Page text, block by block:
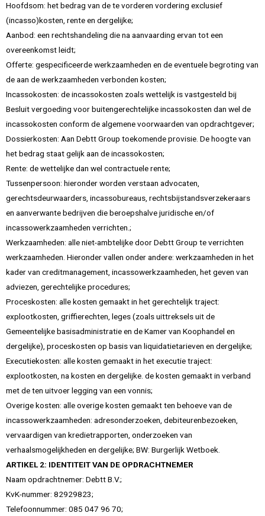
Hoofdsom: het bedrag van de te vorderen vordering exclusief
(incasso)kosten, rente en dergelijke;
Aanbod: een rechtshandeling die na aanvaarding ervan tot een
overeenkomst leidt;
Offerte: gespecificeerde werkzaamheden en de eventuele begroting van
de aan de werkzaamheden verbonden kosten;
Incassokosten: de incassokosten zoals wettelijk is vastgesteld bij
Besluit vergoeding voor buitengerechtelijke incassokosten dan wel de
incassokosten conform de algemene voorwaarden van opdrachtgever;
Dossierkosten: Aan Debtt Group toekomende provisie. De hoogte van
het bedrag staat gelijk aan de incassokosten;
Rente: de wettelijke dan wel contractuele rente;
Tussenpersoon: hieronder worden verstaan advocaten,
gerechtsdeurwaarders, incassobureaus, rechtsbijstandsverzekeraars
en aanverwante bedrijven die beroepshalve juridische en/of
incassowerkzaamheden verrichten.;
Werkzaamheden: alle niet-ambtelijke door Debtt Group te verrichten
werkzaamheden. Hieronder vallen onder andere: werkzaamheden in het
kader van creditmanagement, incassowerkzaamheden, het geven van
adviezen, gerechtelijke procedures;
Proceskosten: alle kosten gemaakt in het gerechtelijk traject:
explootkosten, griffierechten, leges (zoals uittreksels uit de
Gemeentelijke basisadministratie en de Kamer van Koophandel en
dergelijke), proceskosten op basis van liquidatietarieven en dergelijke;
Executiekosten: alle kosten gemaakt in het executie traject:
explootkosten, na kosten en dergelijke. de kosten gemaakt in verband
met de ten uitvoer legging van een vonnis;
Overige kosten: alle overige kosten gemaakt ten behoeve van de
incassowerkzaamheden: adresonderzoeken, debiteurenbezoeken,
vervaardigen van kredietrapporten, onderzoeken van
verhaalsmogelijkheden en dergelijke; BW: Burgerlijk Wetboek.
ARTIKEL 2: IDENTITEIT VAN DE OPDRACHTNEMER
Naam opdrachtnemer: Debtt B.V.;
KvK-nummer: 82929823;
Telefoonnummer: 085 047 96 70;